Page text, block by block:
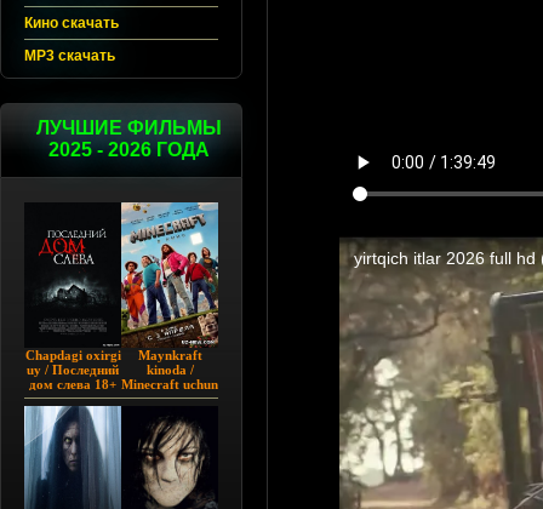
Кино скачать
MP3 скачать
ЛУЧШИЕ ФИЛЬМЫ
2025 - 2026 ГОДА
Chapdagi oxirgi
uy / Последний
дом слева 18+
(2009)
Maynkraft
kinoda /
Minecraft uchun
film / Maygiraft
2025 AQSH
filmi